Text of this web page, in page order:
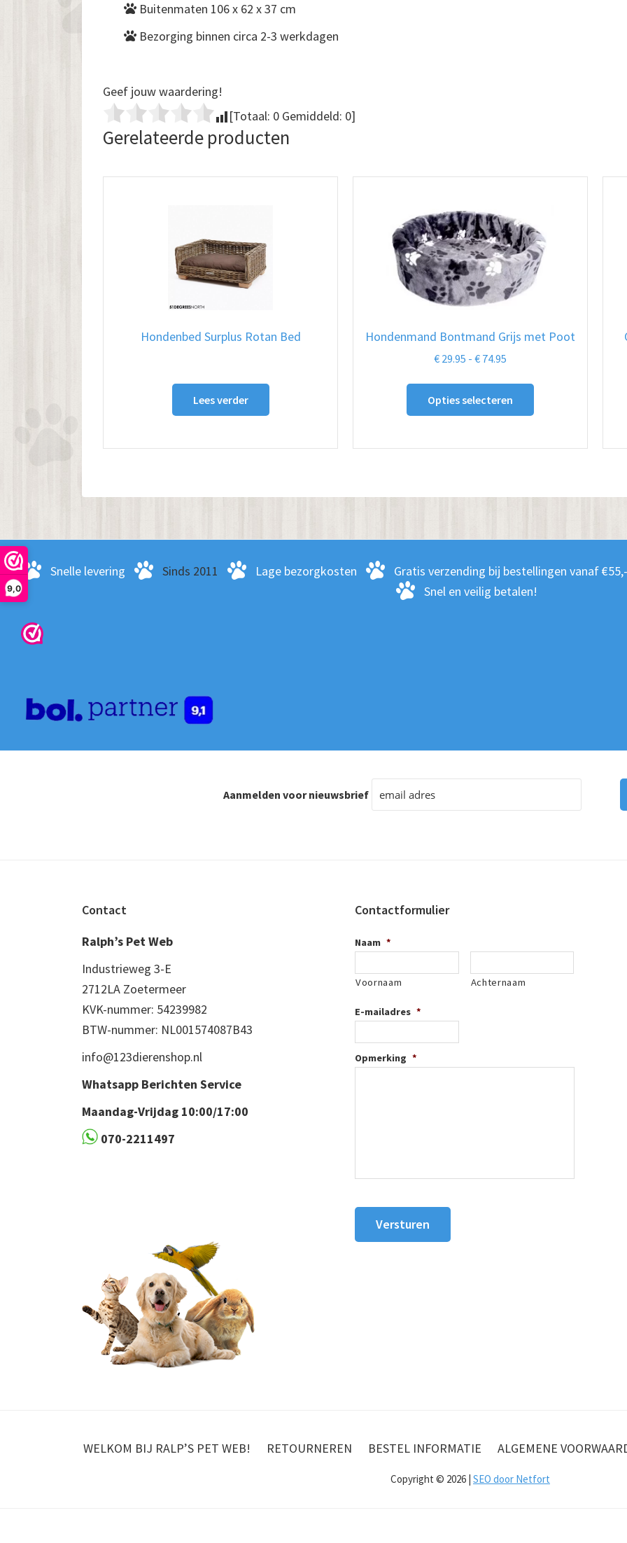
9,0
Buitenmaten 106 x 62 x 37 cm
Bezorging binnen circa 2-3 werkdagen
Geef jouw waardering!
[Totaal: 0 Gemiddeld: 0]
Gerelateerde producten
Hondenbed Surplus Rotan Bed
Lees verder
Hondenmand Bontmand Grijs met Poot
€ 29.95 - € 74.95
€ 74.95
Opties selecteren
Dit
gekozen
worden
op
Snelle levering Sinds 2011 Lage bezorgkosten Gratis verzending bij bestellingen vanaf €55,-
Snel en veilig betalen!
Aanmelden voor nieuwsbrief
Contact
Ralph’s Pet Web
Industrieweg 3-E
2712LA Zoetermeer
KVK-nummer: 54239982
BTW-nummer: NL001574087B43
info@123dierenshop.nl
Whatsapp Berichten Service
Maandag-Vrijdag 10:00/17:00
070-2211497
Contactformulier
Naam *
Voornaam Achternaam
E-mailadres *
Opmerking *
WELKOM BIJ RALP’S PET WEB! RETOURNEREN BESTEL INFORMATIE ALGEMENE
Copyright © 2026 | SEO door Netfort